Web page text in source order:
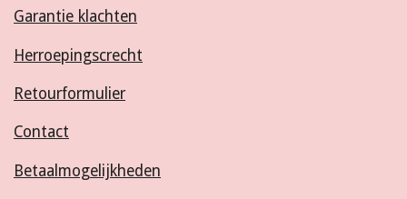
Garantie klachten
Herroepingscrecht
Retourformulier
Contact
Betaalmogelijkheden